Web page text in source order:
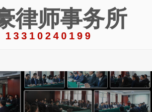
律师事务所
13310240199